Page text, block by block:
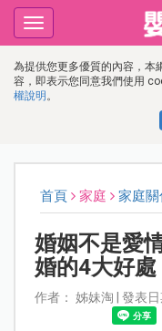
為提供您更多優質的內容，本
容，即表示您同意我們使用
權說明 。
Toggle
navigation
首頁 家庭 家庭關
婚姻不是愛
婚的4大好處
作者： 姊妹淘 | 發表